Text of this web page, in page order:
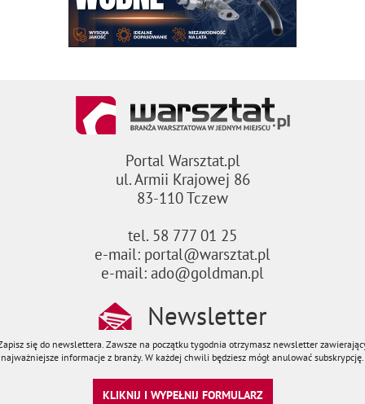
Portal Warsztat.pl
ul. Armii Krajowej 86
83-110 Tczew
tel. 58 777 01 25
e-mail: portal@warsztat.pl
e-mail: ado@goldman.pl
Newsletter
się do newslettera. Zawsze na początku tygodnia otrzymasz newsletter
najważniejsze informacje z branży. W każdej chwili będziesz mógł anulować subskrypcję.
KLIKNIJ I WYPEŁNIJ FORMULARZ